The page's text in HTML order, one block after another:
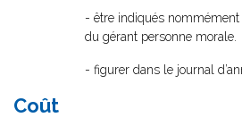
- être indiqués nommément
du gérant personne morale.
- figurer dans le journal
Coût